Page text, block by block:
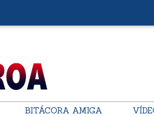
BITÁCORA AMIGA